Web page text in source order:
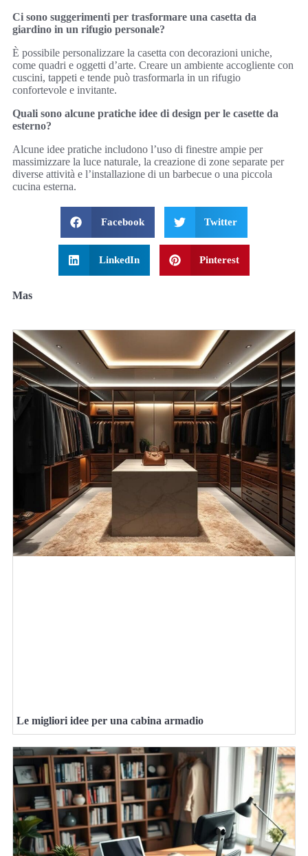
Ci sono suggerimenti per trasformare una casetta da
giardino in un rifugio personale?
È possibile personalizzare la casetta con decorazioni uniche,
come quadri e oggetti d’arte. Creare un ambiente accogliente con
cuscini, tappeti e tende può trasformarla in un rifugio
confortevole e invitante.
Quali sono alcune pratiche idee di design per le casette da
esterno?
Alcune idee pratiche includono l’uso di finestre ampie per
massimizzare la luce naturale, la creazione di zone separate per
diverse attività e l’installazione di un barbecue o una piccola
cucina esterna.
Facebook Twitter
LinkedIn Pinterest
Mas
Le migliori idee per una cabina armadio